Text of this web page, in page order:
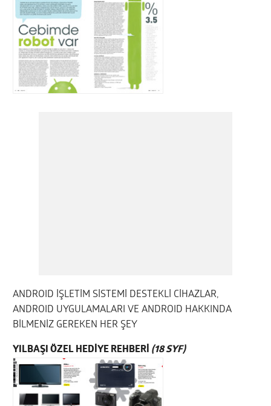
ANDROID İŞLETİM SİSTEMİ DESTEKLİ CİHAZLAR,
ANDROID UYGULAMALARI VE ANDROID HAKKINDA
BİLMENİZ GEREKEN HER ŞEY
YILBAŞI ÖZEL HEDİYE REHBERİ (18 SYF)